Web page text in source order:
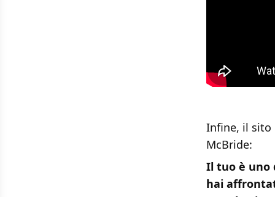
Infine, il sito
McBride:
Il tuo è uno
hai